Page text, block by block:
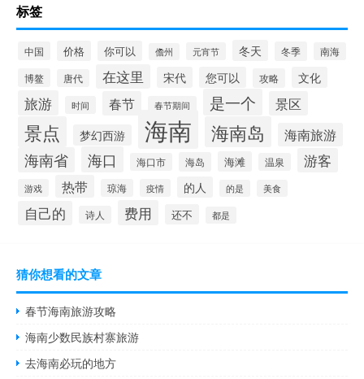
标签
中国 价格 你可以 儋州 元宵节 冬天 冬季 南海
博鳌 唐代 在这里 宋代 您可以 攻略 文化
旅游 时间 春节 春节期间 是一个 景区
景点 梦幻西游 海南 海南岛 海南旅游
海南省 海口 海口市 海岛 海滩 温泉 游客
游戏 热带 琼海 疫情 的人 的是 美食
自己的 诗人 费用 还不 都是
猜你想看的文章
春节海南旅游攻略
海南少数民族村寨旅游
去海南必玩的地方